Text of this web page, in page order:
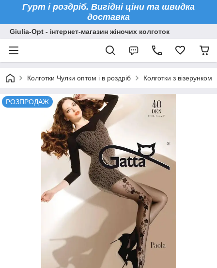
Гурт і роздріб. Вигідні ціни та швидка
доставка
Giulia-Opt - інтернет-магазин жіночих колготок
Колготки Чулки оптом і в роздріб Колготки з візерунком
РОЗПРОДАЖ